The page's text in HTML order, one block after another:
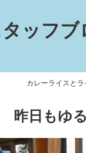
ッフブ
カレーライスとラ
昨日もゆ